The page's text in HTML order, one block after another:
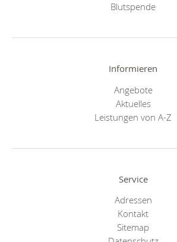
Blutspende
Informieren
Angebote
Aktuelles
Leistungen von A-Z
Service
Adressen
Kontakt
Sitemap